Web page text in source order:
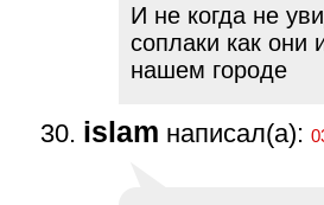
И не когда не
соплаки как они
нашем городе
islam написал(а):